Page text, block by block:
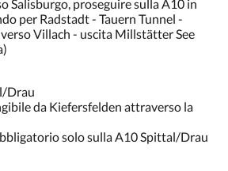
Salisburgo, proseguire sulla A10 in
per Radstadt - Tauern Tunnel -
Villach - uscita Millstätter See
Drau
da Kiefersfelden attraverso la
solo sulla A10 Spittal/Drau